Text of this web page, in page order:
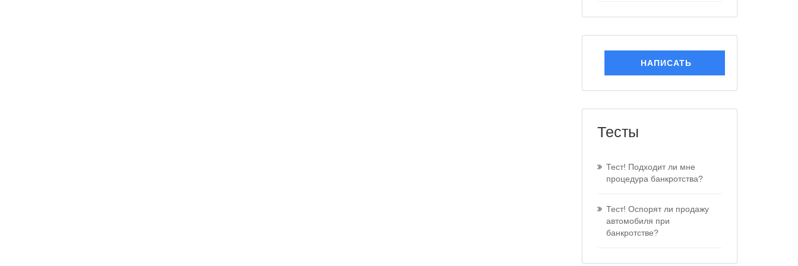
НАПИСАТЬ
Тесты
Тест! Подходит ли мне
процедура банкротства?
Тест! Оспорят ли продажу
автомобиля при
банкротстве?